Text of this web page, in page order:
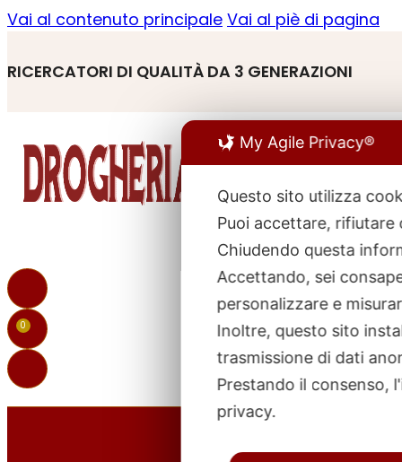
Vai al contenuto principale Vai al piè di pagina
RICERCATORI DI QUALITÀ DA 3 GENERAZIONI
0
My Agile Privacy®
Questo sito utilizza
Puoi accettare, rifiutare
Chiudendo questa
Accettando, sei
personalizzare e
Inoltre, questo sito
trasmissione di dati
Prestando il consenso,
privacy.